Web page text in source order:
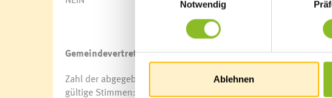
Notwendig
Ablehnen
Gemeindevertretungswahl
Zahl der abgegebenen Stimmen: 2.273
gültige Stimmen: 2.180